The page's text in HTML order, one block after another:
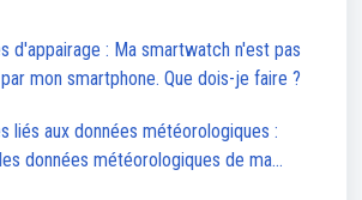
d'appairage : Ma smartwatch n'est pas
mon smartphone. Que dois-je faire ?
liés aux données météorologiques :
données météorologiques de ma